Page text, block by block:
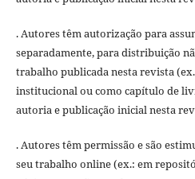
. Autores têm autorização para
separadamente, para distribuição
trabalho publicada nesta revista
institucional ou como capítulo de
autoria e publicação inicial nesta
. Autores têm permissão e são
seu trabalho online (ex.: em